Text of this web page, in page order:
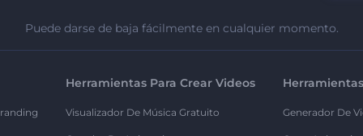
Puede darse de baja fácilmente en cualquier momento.
Herramientas Para Crear Videos
Visualizador De Música Gratuito Generador De